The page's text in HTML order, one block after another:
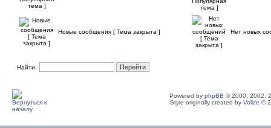
Новые сообщения [ Тема закрыта ] Нет новых
Найти:
Powered by phpBB © 2000, 2002,
Style originally created by Volize ©